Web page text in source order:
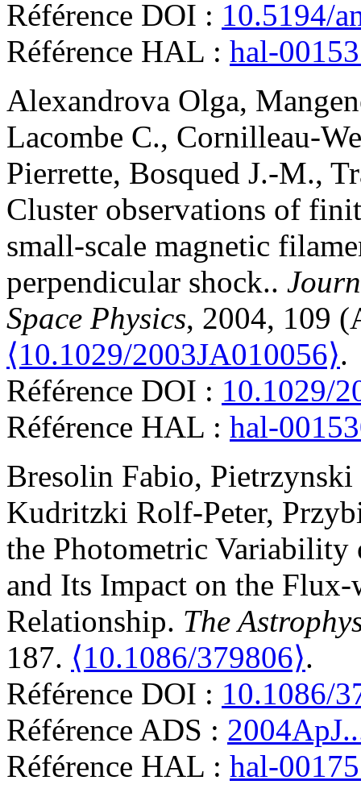
Référence DOI : 10.5194/
Référence HAL : hal-
Alexandrova Olga,
Lacombe C., Cornilleau-
Pierrette, Bosqued J.-M.,
Cluster observations of
small-scale magnetic
perpendicular shock..
Space Physics, 2004, 109
⟨10.1029/2003JA010056⟩.
Référence DOI : 10.1029/
Référence HAL : hal-
Bresolin Fabio, Pietrzynski
Kudritzki Rolf-Peter,
the Photometric
and Its Impact on the
Relationship. The
187. ⟨10.1086/379806⟩.
Référence DOI : 10.1086/
Référence ADS :
Référence HAL : hal-